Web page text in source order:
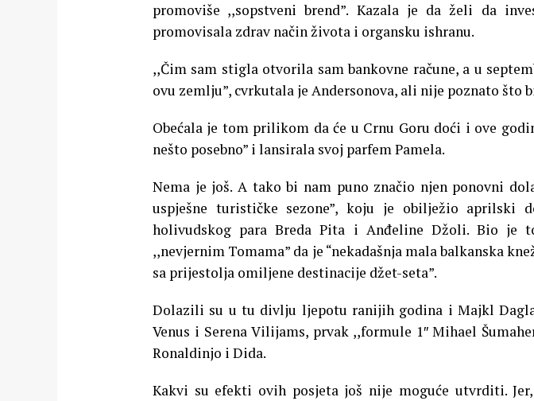
promoviše ,,sopstveni brend”. Kazala je da želi da
promovisala zdrav način života i organsku ishranu.
,,Čim sam stigla otvorila sam bankovne račune, a u
ovu zemlju”, cvrkutala je Andersonova, ali nije poznato što
Obećala je tom prilikom da će u Crnu Goru doći i ove
nešto posebno” i lansirala svoj parfem Pamela.
Nema je još. A tako bi nam puno značio njen ponovni
uspješne turističke sezone”, koju je obilježio aprilski
holivudskog para Breda Pita i Anđeline Džoli. Bio je
,,nevjernim Tomama” da je “nekadašnja mala balkanska
sa prijestolja omiljene destinacije džet-seta”.
Dolazili su u tu divlju ljepotu ranijih godina i Majkl
Venus i Serena Vilijams, prvak ,,formule 1″ Mihael
Ronaldinjo i Dida.
Kakvi su efekti ovih posjeta još nije moguće utvrditi.